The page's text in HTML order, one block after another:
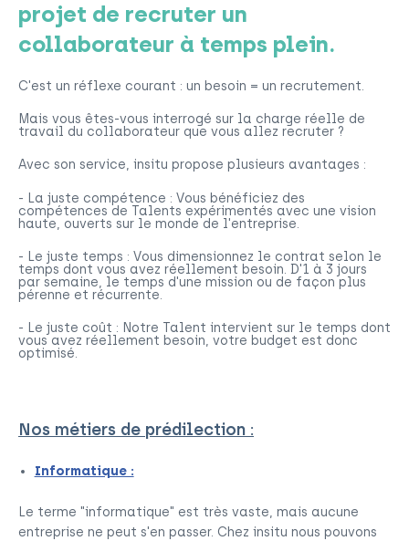
projet de recruter un
collaborateur à temps plein.
C'est un réflexe courant : un besoin = un recrutement.
Mais vous êtes-vous interrogé sur la charge réelle de
travail du collaborateur que vous allez recruter ?
Avec son service, insitu propose plusieurs avantages :
- La juste compétence : Vous bénéficiez des
compétences de Talents expérimentés avec une vision
haute, ouverts sur le monde de l'entreprise.
- Le juste temps : Vous dimensionnez le contrat selon le
temps dont vous avez réellement besoin. D'1 à 3 jours
par semaine, le temps d'une mission ou de façon plus
pérenne et récurrente.
- Le juste coût : Notre Talent intervient sur le temps dont
vous avez réellement besoin, votre budget est donc
optimisé.
Nos métiers de prédilection :
Informatique :
Le terme "informatique" est très vaste, mais aucune
entreprise ne peut s'en passer. Chez insitu nous pouvons